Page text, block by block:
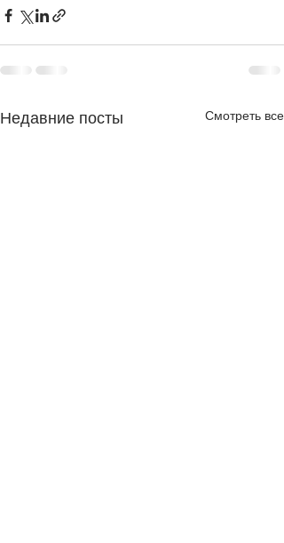
Недавние посты Смотреть все